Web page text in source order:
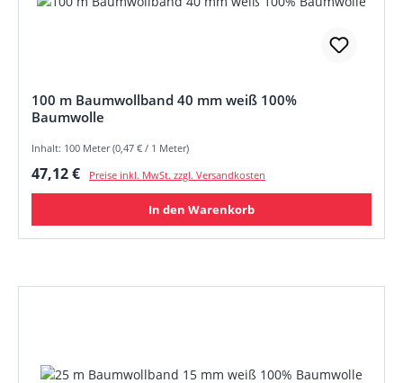
100 m Baumwollband 40 mm weiß 100%
Baumwolle
Inhalt: 100 Meter (0,47 € / 1 Meter)
Regulärer Preis:
47,12 € Preise inkl. MwSt. zzgl. Versandkosten
In den Warenkorb